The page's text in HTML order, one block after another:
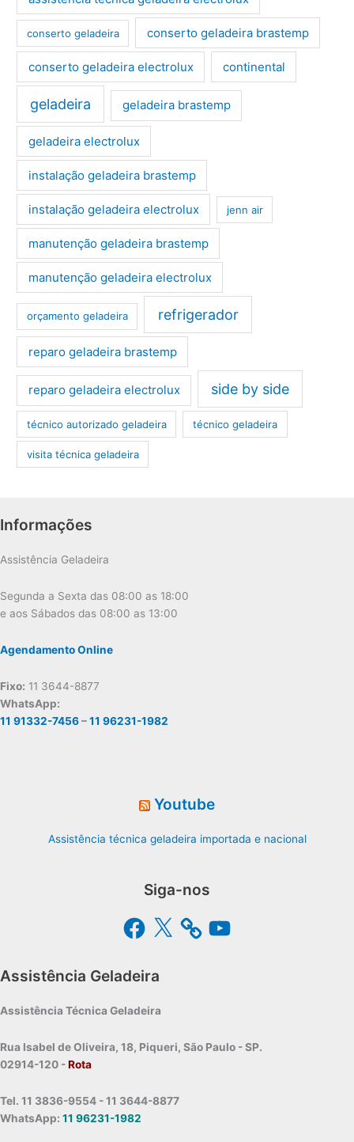
conserto geladeira conserto geladeira brastemp
conserto geladeira electrolux continental
geladeira geladeira brastemp
geladeira electrolux
instalação geladeira brastemp
instalação geladeira electrolux jenn air
manutenção geladeira brastemp
manutenção geladeira electrolux
orçamento geladeira refrigerador
reparo geladeira brastemp
reparo geladeira electrolux side by side
técnico autorizado geladeira técnico geladeira
visita técnica geladeira
Informações
Assistência Geladeira
Segunda a Sexta das 08:00 as 18:00
e aos Sábados das 08:00 as 13:00
Agendamento Online
Fixo: 11 3644-8877
WhatsApp:
11 91332-7456–11 96231-1982
Youtube
Assistência técnica geladeira importada e nacional
Siga-nos
Facebook
X YouTube
Assistência Geladeira
Assistência Técnica Geladeira
Rua Isabel de Oliveira, 18, Piqueri, São Paulo - SP.
02914-120 -Rota
Tel. 11 3836-9554 - 11 3644-8877
WhatsApp: 11 96231-1982